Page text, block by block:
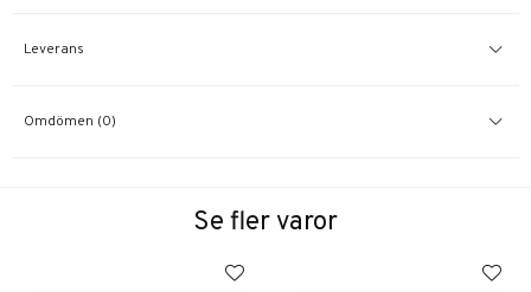
Leverans
Omdömen (0)
Se fler varor